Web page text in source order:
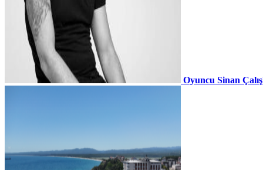
Oyuncu Sinan